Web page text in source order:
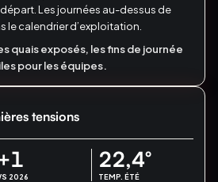
Les journées au-dessus de
le calendrier d’exploitation.
quais exposés, les fins de journée
pour les équipes.
tensions
2026
22,4°
TEMP. ÉTÉ